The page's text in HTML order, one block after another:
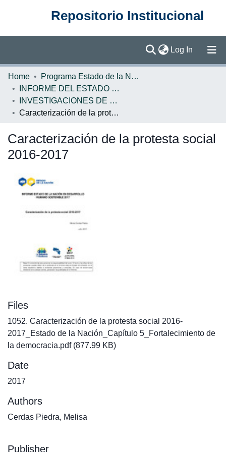
Repositorio Institucional
Log In (current)
Communities & Collections
Statistics
Home
Programa Estado de la Nación (PEN)
INFORME DEL ESTADO DE LA NACION
INVESTIGACIONES DE BASE EN
Caracterización de la protesta social 2016-2017
Caracterización de la protesta social
2016-2017
Files
1052. Caracterización de la protesta social 2016-
2017_Estado de la Nación_Capítulo 5_Fortalecimiento de
la democracia.pdf(877.99 KB)
Date
2017
Authors
Cerdas Piedra, Melisa
Publisher